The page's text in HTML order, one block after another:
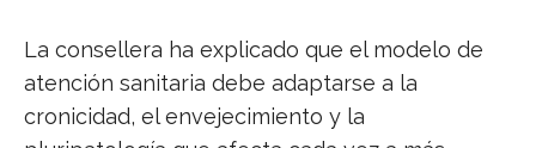
La consellera ha explicado que el modelo de
atención sanitaria debe adaptarse a la
cronicidad, el envejecimiento y la